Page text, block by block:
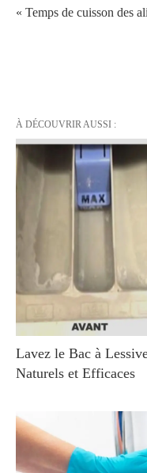
« Temps de cuisson des
À DÉCOUVRIR AUSSI :
Lavez le Bac à
Naturels et Efficaces